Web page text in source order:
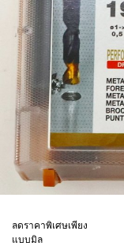
ลดราคาพิเศษเพียง
แบบมิล